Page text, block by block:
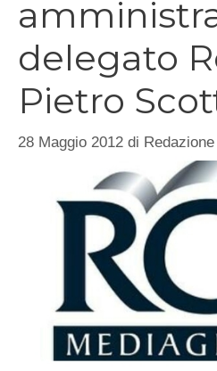
delegato
Pietro
28 Maggio 2012 di Redazione